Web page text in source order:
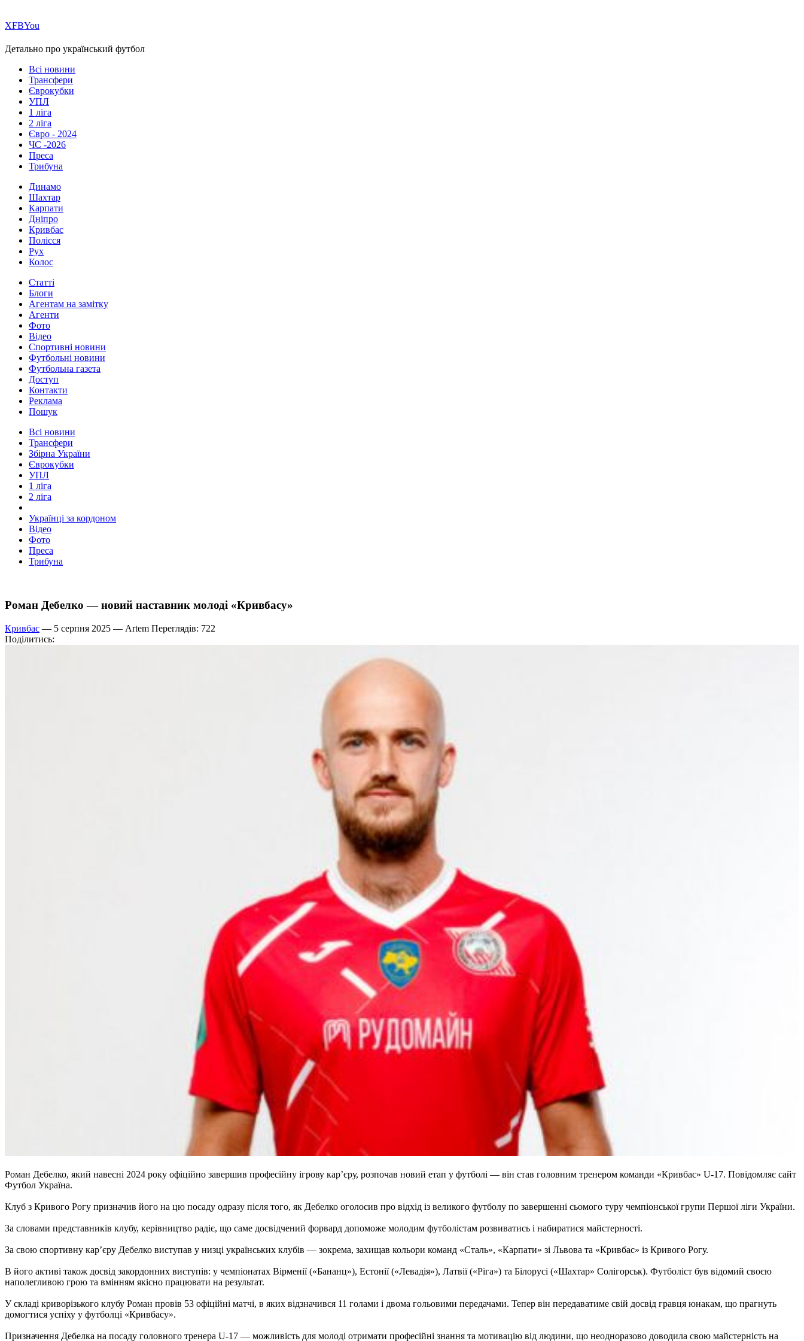
ХFBYou
Детально про український футбол
Всі новини
Трансфери
Єврокубки
УПЛ
1 ліга
2 ліга
Євро - 2024
ЧС -2026
Преса
Трибуна
Динамо
Шахтар
Карпати
Дніпро
Кривбас
Полісся
Рух
Колос
Статті
Блоги
Агентам на замітку
Агенти
Фото
Відео
Спортивні новини
Футбольні новини
Футбольна газета
Доступ
Контакти
Реклама
Пошук
Всі новини
Трансфери
Збірна України
Єврокубки
УПЛ
1 ліга
2 ліга
Українці за кордоном
Відео
Фото
Преса
Трибуна
Роман Дебелко — новий наставник молоді «Кривбасу»
Кривбас — 5 серпня 2025 — Artem Переглядів: 722
Поділитись:
Роман Дебелко, який навесні 2024 року офіційно завершив професійну ігрову кар’єру, розпочав новий етап у футболі — він став головним тренером команди «Кривбас» U-17. Повідомляє сайт
Футбол Україна.
Клуб з Кривого Рогу призначив його на цю посаду одразу після того, як Дебелко оголосив про відхід із великого футболу по завершенні сьомого туру чемпіонської групи Першої ліги України.
За словами представників клубу, керівництво радіє, що саме досвідчений форвард допоможе молодим футболістам розвиватись і набиратися майстерності.
За свою спортивну кар’єру Дебелко виступав у низці українських клубів — зокрема, захищав кольори команд «Сталь», «Карпати» зі Львова та «Кривбас» із Кривого Рогу.
В його активі також досвід закордонних виступів: у чемпіонатах Вірменії («Бананц»), Естонії («Левадія»), Латвії («Ріга») та Білорусі («Шахтар» Солігорськ). Футболіст був відомий своєю
наполегливою грою та вмінням якісно працювати на результат.
У складі криворізького клубу Роман провів 53 офіційні матчі, в яких відзначився 11 голами і двома гольовими передачами. Тепер він передаватиме свій досвід гравця юнакам, що прагнуть
домогтися успіху у футболці «Кривбасу».
Призначення Дебелка на посаду головного тренера U-17 — можливість для молоді отримати професійні знання та мотивацію від людини, що неодноразово доводила свою майстерність на